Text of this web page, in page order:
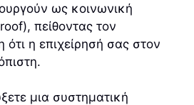
ως κοινωνική
πείθοντας τον
ότι η επιχείρησή σας στον
μια συστηματική